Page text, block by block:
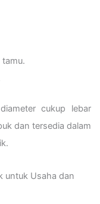
tamu.
cukup lebar
dan tersedia dalam
untuk Usaha dan